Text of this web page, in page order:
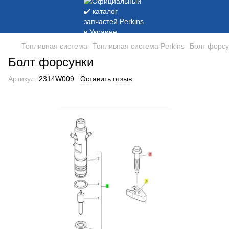
Топливная система Топливная система Perkins Болт
Болт форсунки
Артикул: 2314W009 Оставить отзыв